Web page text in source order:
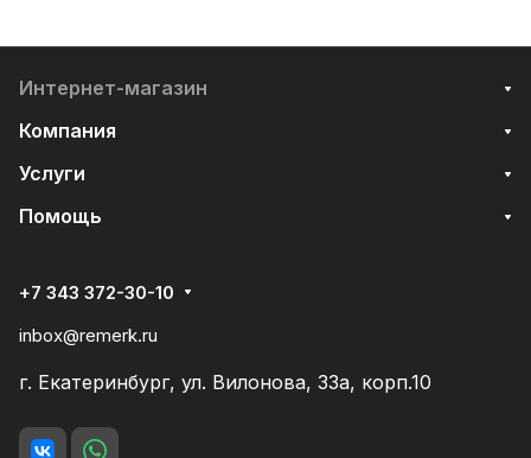
Интернет-магазин
Компания
Услуги
Помощь
+7 343 372-30-10
inbox@remerk.ru
г. Екатеринбург, ул. Вилонова, 33а, корп.10